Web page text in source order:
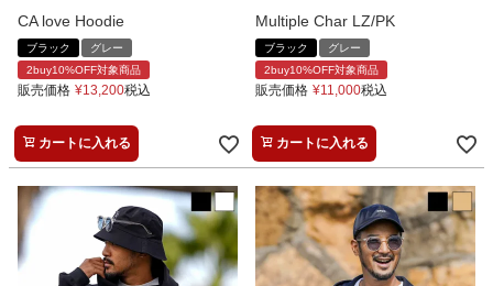
CA love Hoodie
ブラック
グレー
2buy10%OFF対象商品
販売価格 ¥13,200税込
カートに入れる
Multiple Char LZ/PK
ブラック
グレー
2buy10%OFF対象商品
販売価格 ¥11,000税込
カートに入れる